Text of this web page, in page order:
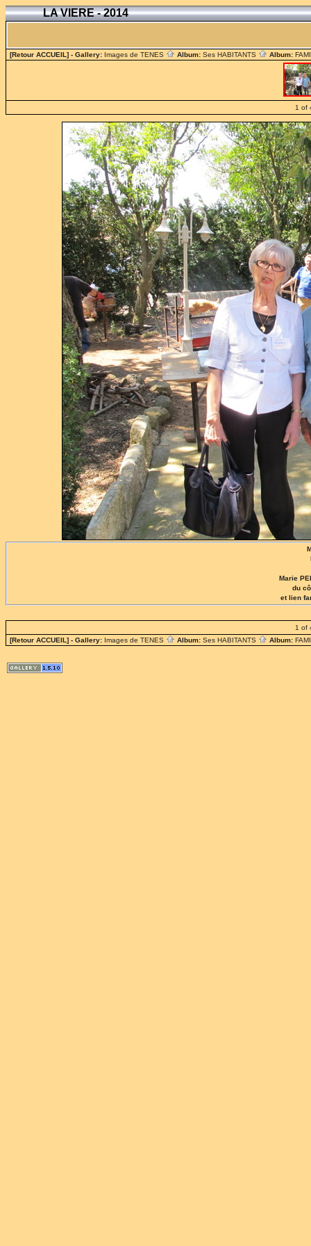
LA VIERE - 2014
[Retour ACCUEIL] - Gallery: Images de TENES Album: Ses HABITANTS Album:
1 of
Marie
du
et lien
1 of
[Retour ACCUEIL] - Gallery: Images de TENES Album: Ses HABITANTS Album: